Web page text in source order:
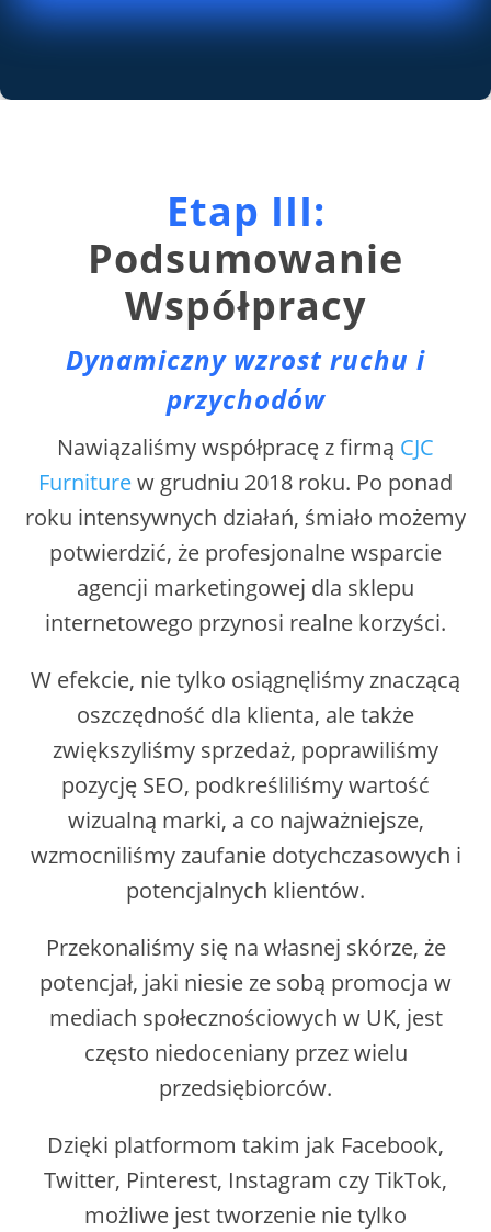
Etap III:
Podsumowanie
Współpracy
Dynamiczny wzrost ruchu i
przychodów
Nawiązaliśmy współpracę z firmą CJC
Furniturew grudniu 2018 roku. Po ponad
roku intensywnych działań, śmiało możemy
potwierdzić, że profesjonalne wsparcie
agencji marketingowej dla sklepu
internetowego przynosi realne korzyści.
W efekcie, nie tylko osiągnęliśmy znaczącą
oszczędność dla klienta, ale także
zwiększyliśmy sprzedaż, poprawiliśmy
pozycję SEO, podkreśliliśmy wartość
wizualną marki, a co najważniejsze,
wzmocniliśmy zaufanie dotychczasowych i
potencjalnych klientów.
Przekonaliśmy się na własnej skórze, że
potencjał, jaki niesie ze sobą promocja w
mediach społecznościowych w UK, jest
często niedoceniany przez wielu
przedsiębiorców.
Dzięki platformom takim jak Facebook,
Twitter, Pinterest, Instagram czy TikTok,
możliwe jest tworzenie nie tylko